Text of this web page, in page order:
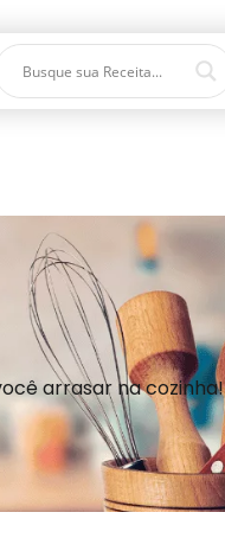
arrasar na cozinha!